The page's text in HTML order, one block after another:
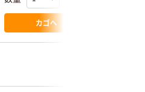
カゴへ